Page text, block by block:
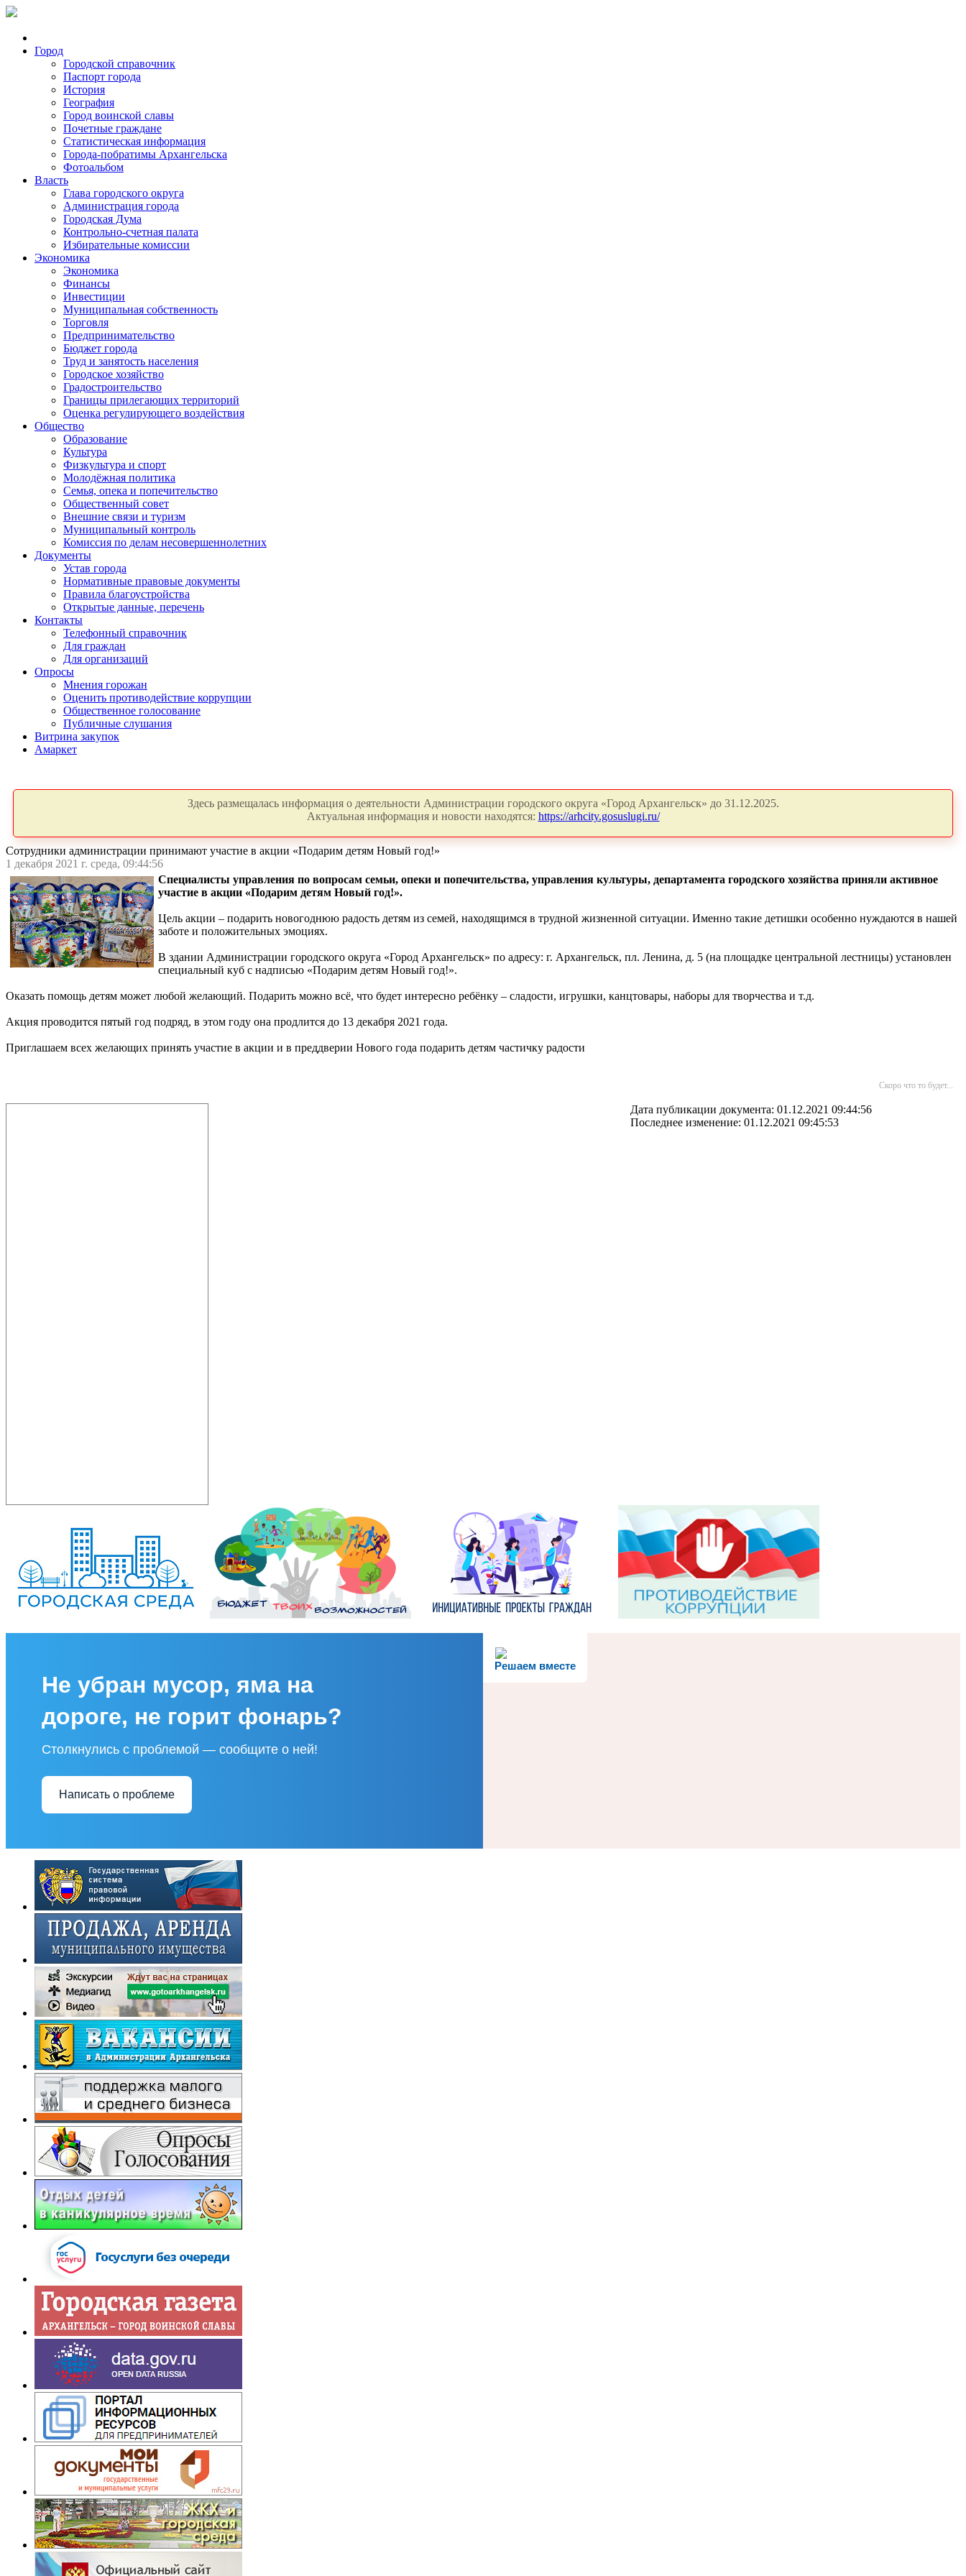
Город
Городской справочник
Паспорт города
История
География
Город воинской славы
Почетные граждане
Статистическая информация
Города-побратимы Архангельска
Фотоальбом
Власть
Глава городского округа
Администрация города
Городская Дума
Контрольно-счетная палата
Избирательные комиссии
Экономика
Экономика
Финансы
Инвестиции
Муниципальная собственность
Торговля
Предпринимательство
Бюджет города
Труд и занятость населения
Городское хозяйство
Градостроительство
Границы прилегающих территорий
Оценка регулирующего воздействия
Общество
Образование
Культура
Физкультура и спорт
Молодёжная политика
Семья, опека и попечительство
Общественный совет
Внешние связи и туризм
Муниципальный контроль
Комиссия по делам несовершеннолетних
Документы
Устав города
Нормативные правовые документы
Правила благоустройства
Открытые данные, перечень
Контакты
Телефонный справочник
Для граждан
Для организаций
Опросы
Мнения горожан
Оценить противодействие коррупции
Общественное голосование
Публичные слушания
Витрина закупок
Амаркет
Здесь размещалась информация о деятельности Администрации городского округа «Город Архангельск» до 31.12.2025.
Актуальная информация и новости находятся: https://arhcity.gosuslugi.ru/
Сотрудники администрации принимают участие в акции «Подарим детям Новый год!»
1 декабря 2021 г. среда, 09:44:56
Специалисты управления по вопросам семьи, опеки и попечительства, управления культуры, департамента городского хозяйства приняли активное
участие в акции «Подарим детям Новый год!».
Цель акции – подарить новогоднюю радость детям из семей, находящимся в трудной жизненной ситуации. Именно такие детишки особенно нуждаются в нашей
заботе и положительных эмоциях.
В здании Администрации городского округа «Город Архангельск» по адресу: г. Архангельск, пл. Ленина, д. 5 (на площадке центральной лестницы) установлен
специальный куб с надписью «Подарим детям Новый год!».
Оказать помощь детям может любой желающий. Подарить можно всё, что будет интересно ребёнку – сладости, игрушки, канцтовары, наборы для творчества и т.д.
Акция проводится пятый год подряд, в этом году она продлится до 13 декабря 2021 года.
Приглашаем всех желающих принять участие в акции и в преддверии Нового года подарить детям частичку радости
Скоро что то будет...
Дата публикации документа: 01.12.2021 09:44:56
Последнее изменение: 01.12.2021 09:45:53
Решаем вместе
Не убран мусор, яма на
дороге, не горит фонарь?
Столкнулись с проблемой — сообщите о ней!
Написать о проблеме